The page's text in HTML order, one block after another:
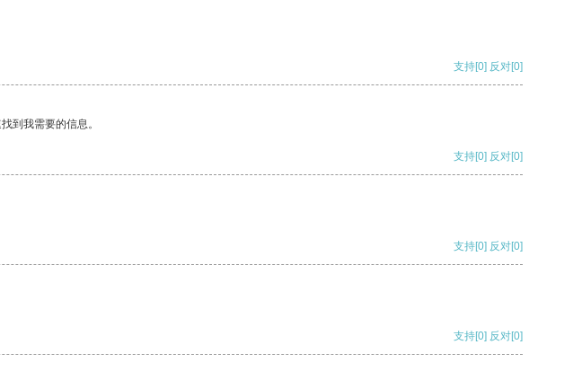
支持[0] 反对[0]
到我需要的信息。
支持[0] 反对[0]
支持[0] 反对[0]
支持[0] 反对[0]